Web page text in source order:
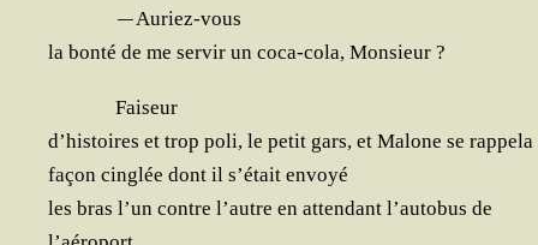
—Auriez-vous
la bon­té de me ser­vir un coca-cola, Monsieur ?
Fai­seur
d’histoires et trop poli, le petit gars, et Malone se rap­pe­la
façon cin­glée dont il s’était envoyé
les bras l’un contre l’autre en atten­dant l’autobus de